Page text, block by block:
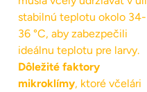
stabilnú teplotu okolo 34-
36 °C, aby zabezpečili
ideálnu teplotu pre larvy.
Dôležité faktory
mikroklímy, ktoré včelári